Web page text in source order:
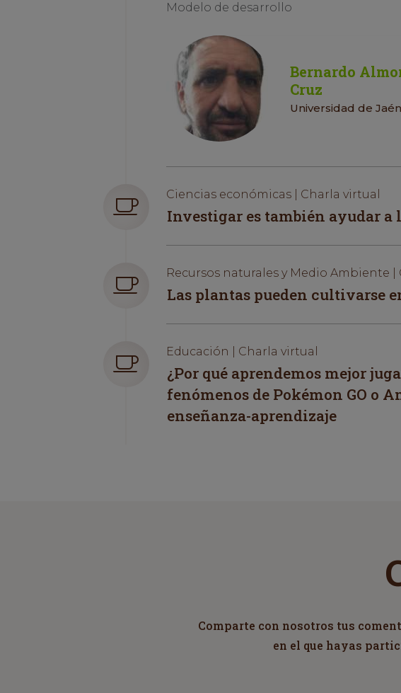
Modelo de desarrollo
Bernardo
Cruz
Universidad de Jaén
Ciencias económicas | Charla virtual
Investigar es también ayudar a
Recursos naturales y Medio Ambiente |
Las plantas pueden cultivarse
Educación | Charla virtual
¿Por qué aprendemos mejor
fenómenos de Pokémon GO o
enseñanza-aprendizaje
Comparte con nosotros tus
en el que hayas